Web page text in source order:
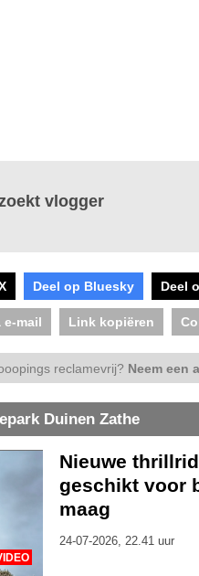
vlogger
Deel op Bluesky Deel
e-mail Link kopiëren
reclamevrij? Neem een
Duinen Zathe
Nieuwe
geschikt voor
maag
24-07-2026, 22.41 uur